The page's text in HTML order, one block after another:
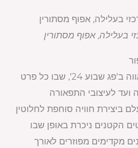
אמנות הסיפור באמת מוצגת לראווה ב'פג שבוע 24', שבו כל פרט
ועד לעיצובי התפאורה
ביצירת חוויה סוחפת לחלוטין
הקטנים ניכרת באופן שבו
מקדימים מפוזרים לאורך